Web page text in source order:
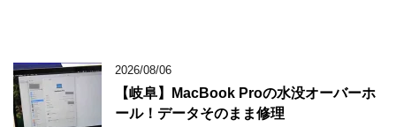
2026/08/06
【岐阜】MacBook Proの水没オーバーホ
ール！データそのまま修理